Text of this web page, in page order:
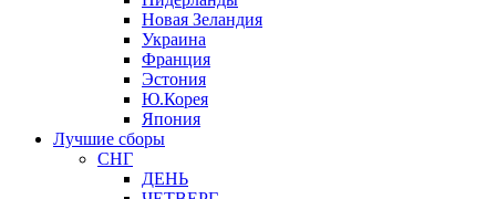
Новая Зеландия
Украина
Франция
Эстония
Ю.Корея
Япония
Лучшие сборы
СНГ
ДЕНЬ